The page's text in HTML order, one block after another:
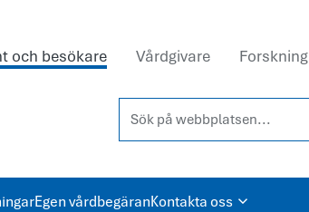
och besökare Vårdgivare Forskning
Sök på webbplatsen...
Egen vårdbegäranKontakta oss